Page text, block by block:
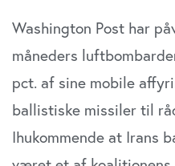
Washington Post har
måneders
pct. af sine mobile
ballistiske missiler til
Ihukommende at Irans